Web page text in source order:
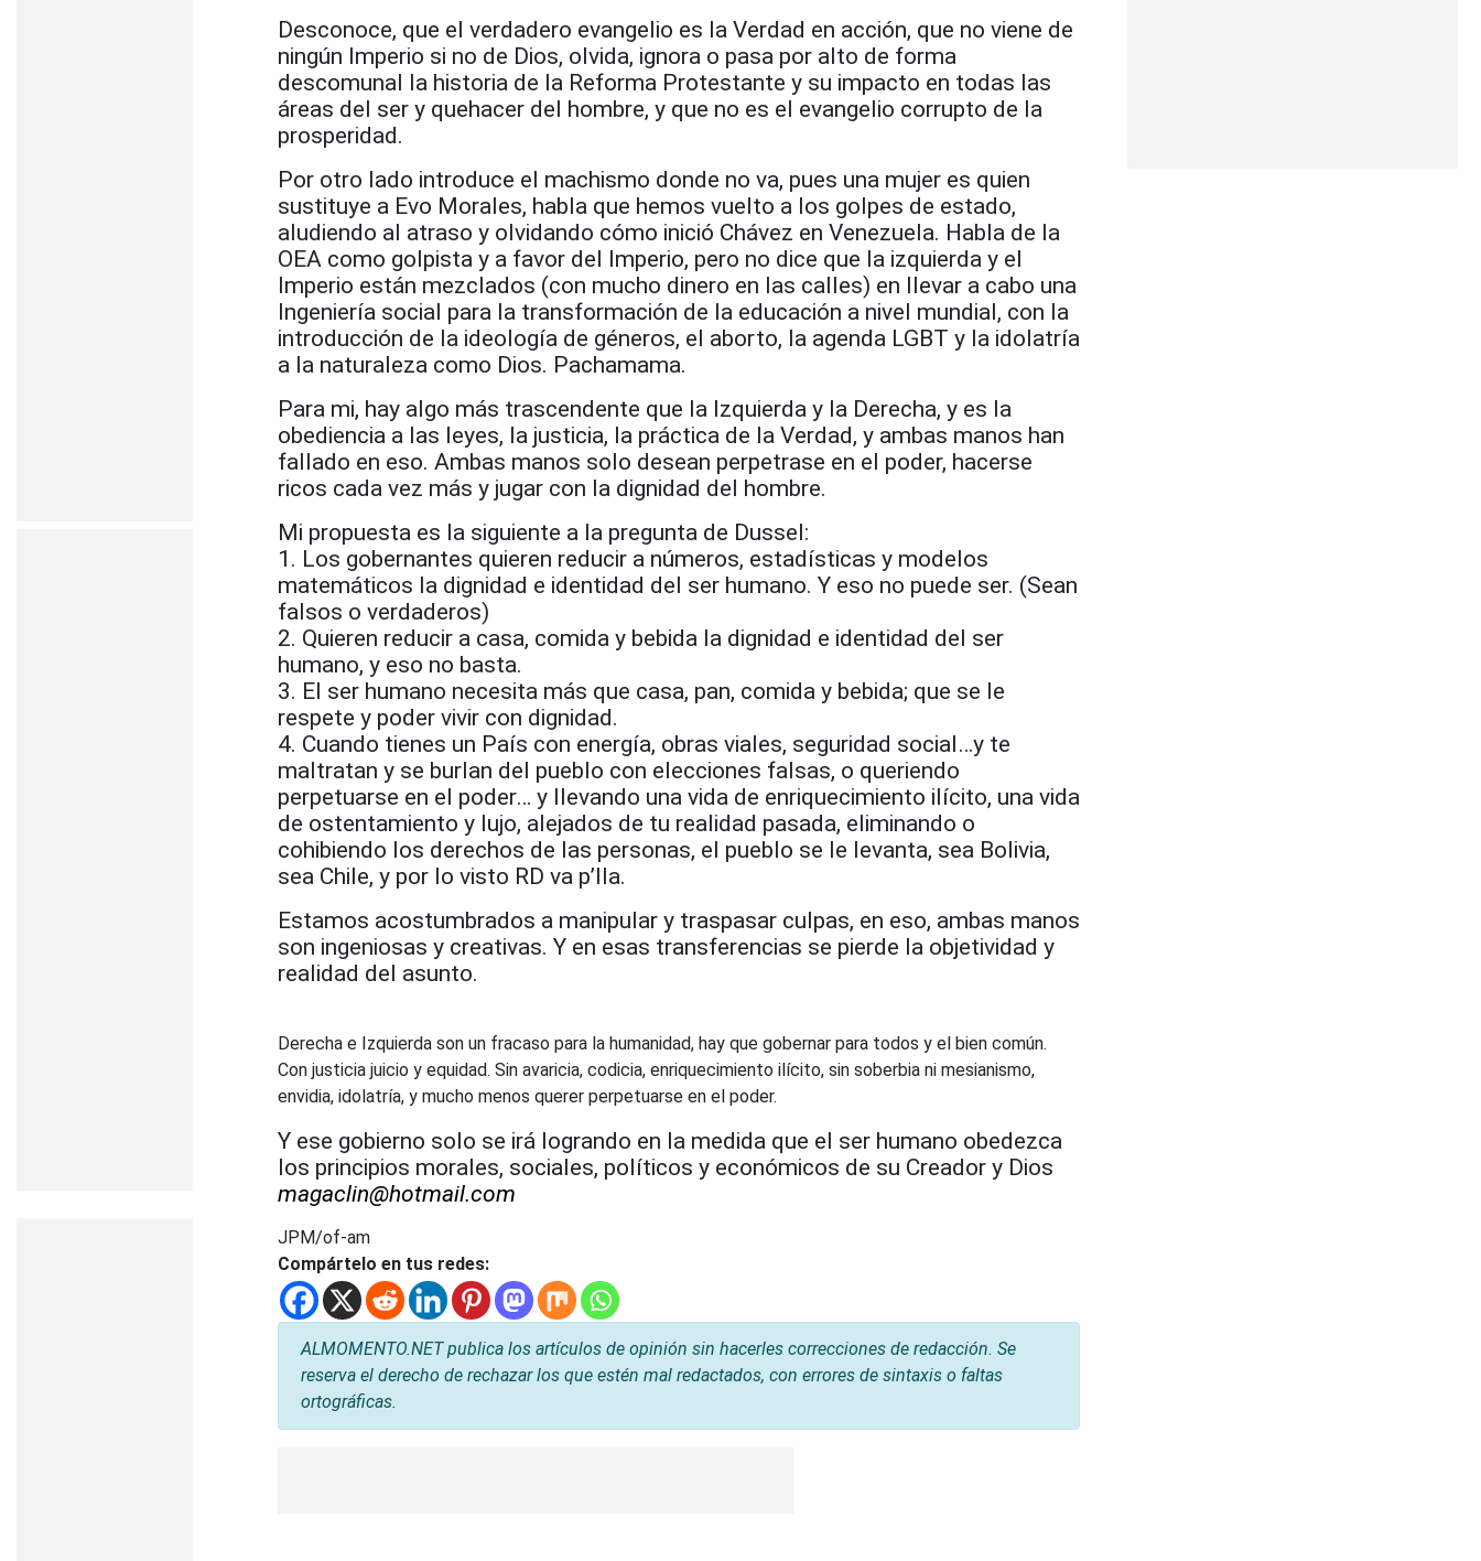
Desconoce, que el verdadero evangelio es la Verdad en acción, que no viene de
ningún Imperio si no de Dios, olvida, ignora o pasa por alto de forma
descomunal la historia de la Reforma Protestante y su impacto en todas las
áreas del ser y quehacer del hombre, y que no es el evangelio corrupto de la
prosperidad.
Por otro lado introduce el machismo donde no va, pues una mujer es quien
sustituye a Evo Morales, habla que hemos vuelto a los golpes de estado,
aludiendo al atraso y olvidando cómo inició Chávez en Venezuela. Habla de la
OEA como golpista y a favor del Imperio, pero no dice que la izquierda y el
Imperio están mezclados (con mucho dinero en las calles) en llevar a cabo una
Ingeniería social para la transformación de la educación a nivel mundial, con la
introducción de la ideología de géneros, el aborto, la agenda LGBT y la idolatría
a la naturaleza como Dios. Pachamama.
Para mi, hay algo más trascendente que la Izquierda y la Derecha, y es la
obediencia a las leyes, la justicia, la práctica de la Verdad, y ambas manos han
fallado en eso. Ambas manos solo desean perpetrase en el poder, hacerse
ricos cada vez más y jugar con la dignidad del hombre.
Mi propuesta es la siguiente a la pregunta de Dussel:
1. Los gobernantes quieren reducir a números, estadísticas y modelos
matemáticos la dignidad e identidad del ser humano. Y eso no puede ser. (Sean
falsos o verdaderos)
2. Quieren reducir a casa, comida y bebida la dignidad e identidad del ser
humano, y eso no basta.
3. El ser humano necesita más que casa, pan, comida y bebida; que se le
respete y poder vivir con dignidad.
4. Cuando tienes un País con energía, obras viales, seguridad social…y te
maltratan y se burlan del pueblo con elecciones falsas, o queriendo
perpetuarse en el poder… y llevando una vida de enriquecimiento ilícito, una vida
de ostentamiento y lujo, alejados de tu realidad pasada, eliminando o
cohibiendo los derechos de las personas, el pueblo se le levanta, sea Bolivia,
sea Chile, y por lo visto RD va p’lla.
Estamos acostumbrados a manipular y traspasar culpas, en eso, ambas manos
son ingeniosas y creativas. Y en esas transferencias se pierde la objetividad y
realidad del asunto.
Derecha e Izquierda son un fracaso para la humanidad, hay que gobernar para todos y el bien común.
Con justicia juicio y equidad. Sin avaricia, codicia, enriquecimiento ilícito, sin soberbia ni mesianismo,
envidia, idolatría, y mucho menos querer perpetuarse en el poder.
Y ese gobierno solo se irá logrando en la medida que el ser humano obedezca
los principios morales, sociales, políticos y económicos de su Creador y Dios
magaclin@hotmail.com
JPM/of-am
Compártelo en tus redes:
ALMOMENTO.NET publica los artículos de opinión sin hacerles correcciones de redacción. Se
reserva el derecho de rechazar los que estén mal redactados, con errores de sintaxis o faltas
ortográficas.